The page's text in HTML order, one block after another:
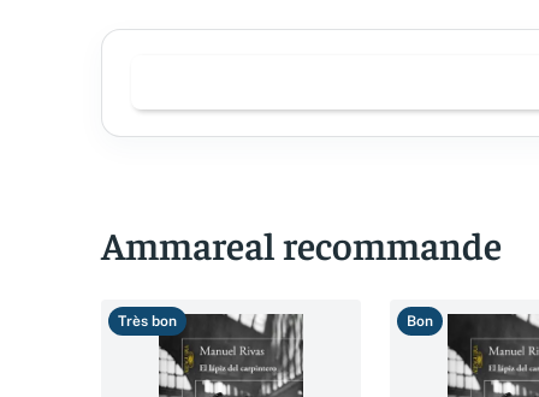
Ammareal recommande
Très bon Bon